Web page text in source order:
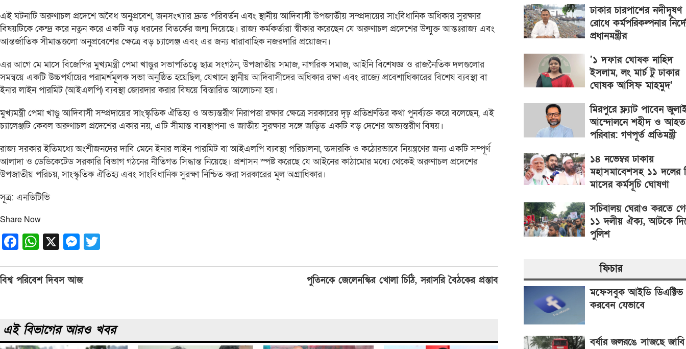
এই ঘটনাটি অরুণাচল প্রদেশে অবৈধ অনুপ্রবেশ, জনসংখ্যার দ্রুত পরিবর্তন এবং স্থানীয় আদিবাসী উপজাতীয় সম্প্রদায়ের সাংবিধানিক অধিকার সুরক্ষার
বিষয়টিকে কেন্দ্র করে নতুন করে একটি বড় ধরনের বিতর্কের জন্ম দিয়েছে। রাজ্য কর্মকর্তারা স্বীকার করেছেন যে অরুণাচল প্রদেশের উন্মুক্ত আন্তঃরাজ্য এবং
আন্তর্জাতিক সীমান্তগুলো অনুপ্রবেশের ক্ষেত্রে বড় চ্যালেঞ্জ এবং এর জন্য ধারাবাহিক নজরদারি প্রয়োজন।
এর আগে মে মাসে বিজেপির মুখ্যমন্ত্রী পেমা খাণ্ডুর সভাপতিত্বে ছাত্র সংগঠন, উপজাতীয় সমাজ, নাগরিক সমাজ, আইনি বিশেষজ্ঞ ও রাজনৈতিক দলগুলোর
সমন্বয়ে একটি উচ্চপর্যায়ের পরামর্শমূলক সভা অনুষ্ঠিত হয়েছিল, যেখানে স্থানীয় আদিবাসীদের অধিকার রক্ষা এবং রাজ্যে প্রবেশাধিকারের বিশেষ ব্যবস্থা বা
ইনার লাইন পারমিট (আইএলপি) ব্যবস্থা জোরদার করার বিষয়ে বিস্তারিত আলোচনা হয়।
মুখ্যমন্ত্রী পেমা খাণ্ডু আদিবাসী সম্প্রদায়ের সাংস্কৃতিক ঐতিহ্য ও অভ্যন্তরীণ নিরাপত্তা রক্ষার ক্ষেত্রে সরকারের দৃঢ় প্রতিশ্রুতির কথা পুনর্ব্যক্ত করে বলেছেন, এই
চ্যালেঞ্জটি কেবল অরুণাচল প্রদেশের একার নয়, এটি সীমান্ত ব্যবস্থাপনা ও জাতীয় সুরক্ষার সঙ্গে জড়িত একটি বড় দেশের অভ্যন্তরীণ বিষয়।
রাজ্য সরকার ইতিমধ্যে অংশীজনদের দাবি মেনে ইনার লাইন পারমিট বা আইএলপি ব্যবস্থা পরিচালনা, তদারকি ও কঠোরভাবে নিয়ন্ত্রণের জন্য একটি সম্পূর্ণ
আলাদা ও ডেডিকেটেড সরকারি বিভাগ গঠনের নীতিগত সিদ্ধান্ত নিয়েছে। প্রশাসন স্পষ্ট করেছে যে আইনের কাঠামোর মধ্যে থেকেই অরুণাচল প্রদেশের
উপজাতীয় পরিচয়, সাংস্কৃতিক ঐতিহ্য এবং সাংবিধানিক সুরক্ষা নিশ্চিত করা সরকারের মূল অগ্রাধিকার।
সূত্র: এনডিটিভি
Share Now
Facebook
WhatsApp
X Messenger
Post
বিশ্ব পরিবেশ দিবস আজ পুতিনকে জেলেনস্কির খোলা চিঠি, সরাসরি বৈঠকের প্রস্তাব
এই বিভাগের আরও খবর
ঢাকার চারপাশের নদীদূষণ
রোধে কর্মপরিকল্পনার
প্রধানমন্ত্রীর
‘১ দফার ঘোষক নাহিদ
ইসলাম, লং মার্চ টু ঢাকার
ঘোষক আসিফ মাহমুদ’
মিরপুরে ফ্ল্যাট পাবেন
আন্দোলনে শহীদ ও আহত
পরিবার: গণপূর্ত প্রতিমন্ত্রী
১৪ নভেম্বর ঢাকায়
মহাসমাবেশসহ ১১ দলের
মাসের কর্মসূচি ঘোষণা
সচিবালয় ঘেরাও করতে
১১ দলীয় ঐক্য, আটকে
পুলিশ
ফিচার
মফেসবুক আইডি ডিএক্টিভ
করবেন যেভাবে
বর্ষার জলরঙে সাজছে জাবি